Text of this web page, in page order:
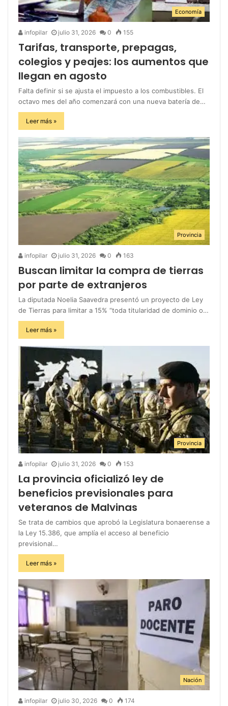
Economía
infopilar julio 31, 2026 0 155
Tarifas, transporte, prepagas,
colegios y peajes: los aumentos que
llegan en agosto
Falta definir si se ajusta el impuesto a los combustibles. El
octavo mes del año comenzará con una nueva batería de…
Leer más »
Provincia
infopilar julio 31, 2026 0 163
Buscan limitar la compra de tierras
por parte de extranjeros
La diputada Noelia Saavedra presentó un proyecto de Ley
de Tierras para limitar a 15% “toda titularidad de dominio o…
Leer más »
Provincia
infopilar julio 31, 2026 0 153
La provincia oficializó ley de
beneficios previsionales para
veteranos de Malvinas
Se trata de cambios que aprobó la Legislatura bonaerense a
la Ley 15.386, que amplía el acceso al beneficio
previsional…
Leer más »
Nación
infopilar julio 30, 2026 0 174